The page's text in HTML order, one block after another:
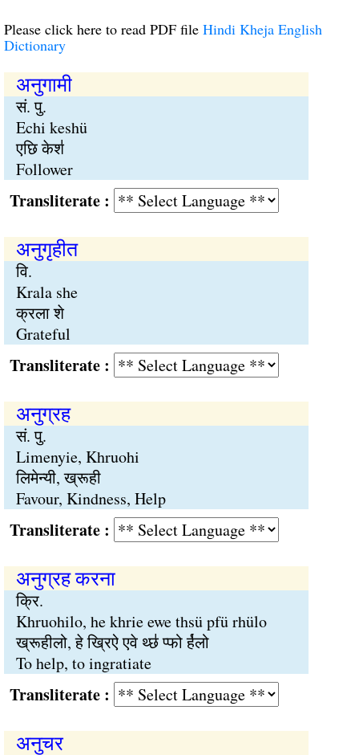
Please click here to read PDF file Hindi Kheja English
Dictionary
अनुगामी
सं. पु.
Echi keshü
एछि केश॑
Follower
:
अनुगृहीत
वि.
Krala she
क्रला शे
Grateful
:
अनुग्रह
सं. पु.
Limenyie, Khruohi
लिमेन्यी, ख्रूही
Favour, Kindness, Help
:
अनुग्रह करना
क्रि.
Khruohilo, he khrie ewe thsü pfü rhülo
ख्रूहीलो, हे ख्रिऐ एवे थ्छ॑ प्फो र्ह॑लो
To help, to ingratiate
:
अनुचर